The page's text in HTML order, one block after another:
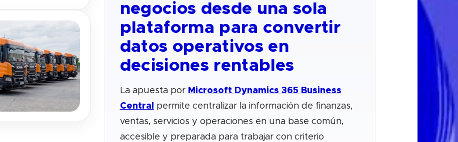
negocios desde una sola
plataforma para convertir
datos operativos en
decisiones rentables
La apuesta por Microsoft Dynamics 365 Business
Central
permite centralizar la información de finanzas,
ventas, servicios y operaciones en una base común,
accesible y preparada para trabajar con criterio